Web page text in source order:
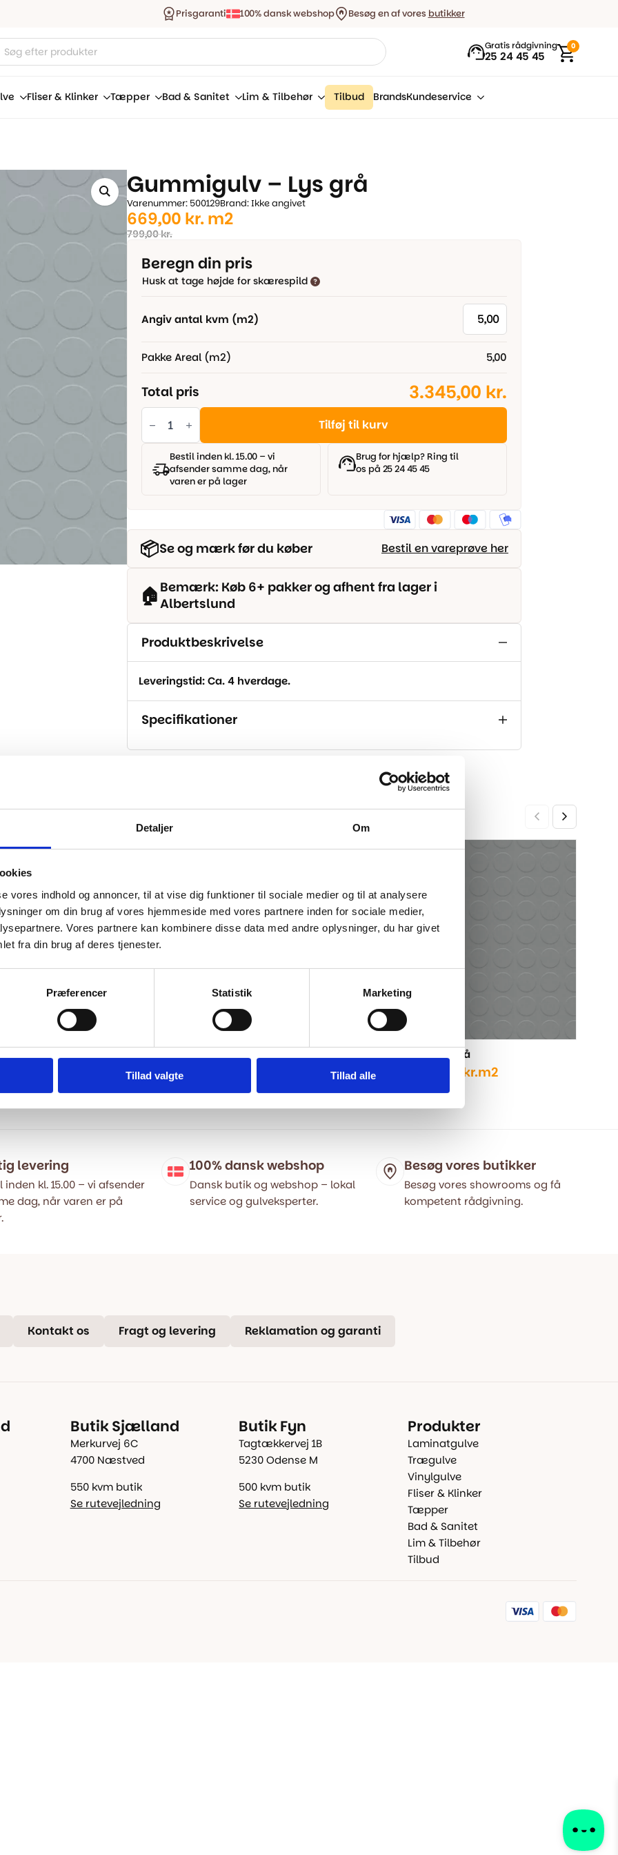
Detaljer Om
vores indhold og annoncer, til at vise dig funktioner til sociale medier og til at analysere
om din brug af vores hjemmeside med vores partnere inden for sociale medier,
Vores partnere kan kombinere disse data med andre oplysninger, du har givet
fra din brug af deres tjenester.
Præferencer Statistik Marketing
Tillad valgte Tillad alle
Prisgaranti 100% dansk webshop Besøg en af vores butikker
Gratis rådgivning
25 24 45 45
0
Fliser & Klinker Tæpper Bad & Sanitet Lim & Tilbehør Tilbud BrandsKundeservice
Gummigulv – Lys grå
Varenummer: 500129Brand: Ikke angivet
799,00kr.
Den
oprindelige
pris
var:
669,00 kr.
Den
aktuelle
pris
er:
m2
Beregn din pris
Husk at tage højde for skærespild
Angiv antal kvm (m2)
Pakke Areal (m2) 5,00
Total pris 3.345,00 kr.
Gummigulv
grå
Tilføj til kurv
Bestil inden kl. 15.00 – vi
afsender samme dag, når
varen er på lager
Brug for hjælp? Ring til
os på 25 24 45 45
📦Se og mærk før du køber Bestil en vareprøve her
🏠 Bemærk: Køb 6+ pakker og afhent fra lager i
Albertslund
Produktbeskrivelse
Leveringstid: Ca. 4 hverdage.
Specifikationer
799,00
Den
oprindelige
pris
Den
aktuelle
pris
Gummigulv - Grå
Den
oprindelige
pris
kr.
Den
aktuelle
pris
m2
levering
inden kl. 15.00 – vi afsender
dag, når varen er på
100% dansk webshop
Dansk butik og webshop – lokal
service og gulveksperter.
Besøg vores butikker
Besøg vores showrooms og få
kompetent rådgivning.
Kontakt os Fragt og levering Reklamation og garanti
Butik Sjælland
Merkurvej 6C
4700 Næstved
550 kvm butik
Se rutevejledning
Butik Fyn
Tagtækkervej 1B
5230 Odense M
500 kvm butik
Se rutevejledning
Produkter
Laminatgulve
Trægulve
Vinylgulve
Fliser & Klinker
Tæpper
Bad & Sanitet
Lim & Tilbehør
Tilbud